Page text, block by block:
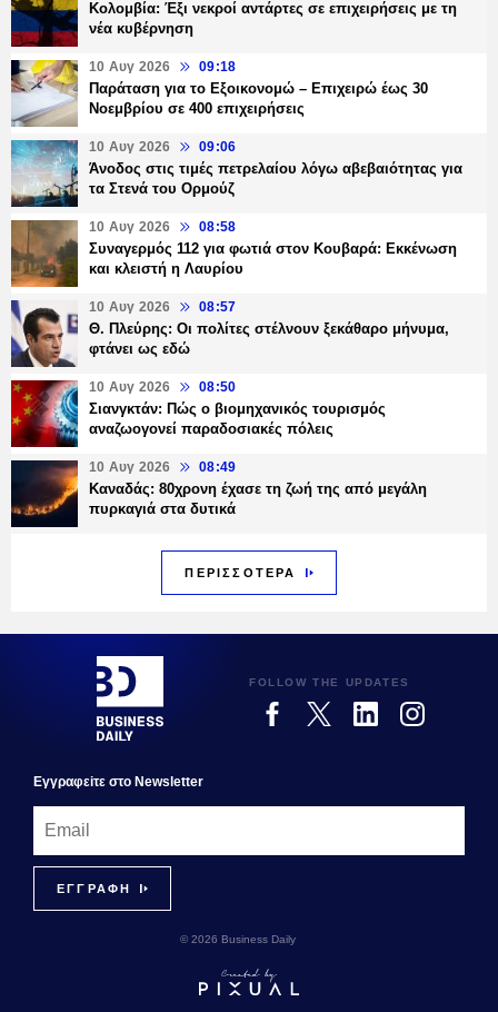
Κολομβία: Έξι νεκροί αντάρτες σε επιχειρήσεις με τη
νέα κυβέρνηση
10 Αυγ 2026 09:18
Παράταση για το Εξοικονομώ – Επιχειρώ έως 30
Νοεμβρίου σε 400 επιχειρήσεις
10 Αυγ 2026 09:06
Άνοδος στις τιμές πετρελαίου λόγω αβεβαιότητας για
τα Στενά του Ορμούζ
10 Αυγ 2026 08:58
Συναγερμός 112 για φωτιά στον Κουβαρά: Εκκένωση
και κλειστή η Λαυρίου
10 Αυγ 2026 08:57
Θ. Πλεύρης: Οι πολίτες στέλνουν ξεκάθαρο μήνυμα,
φτάνει ως εδώ
10 Αυγ 2026 08:50
Σιανγκτάν: Πώς ο βιομηχανικός τουρισμός
αναζωογονεί παραδοσιακές πόλεις
10 Αυγ 2026 08:49
Καναδάς: 80χρονη έχασε τη ζωή της από μεγάλη
πυρκαγιά στα δυτικά
ΠΕΡΙΣΣΟΤΕΡΑ
FOLLOW THE UPDATES
Εγγραφεiτε στο Newsletter
© 2026 Business Daily